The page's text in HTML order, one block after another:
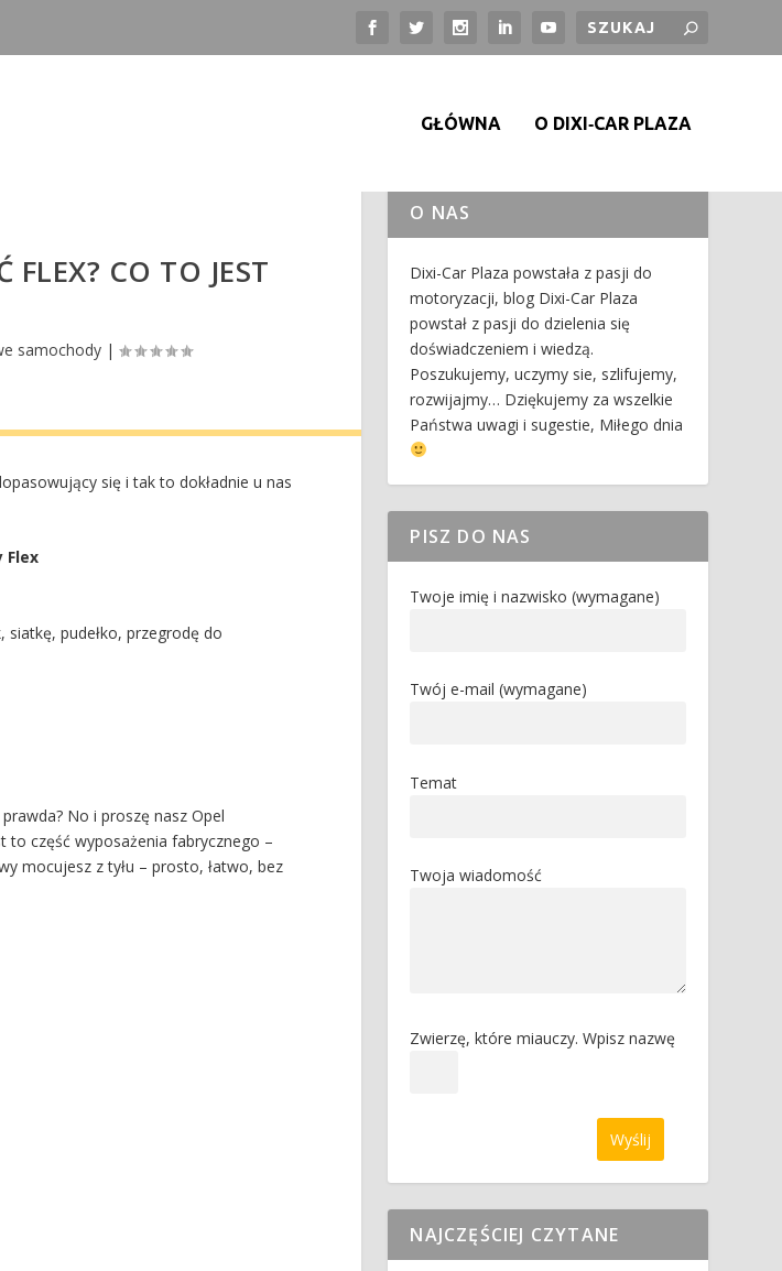
GŁÓWNA O DIXI‑CAR PLAZA
CO TO JEST
samochody |
się i tak to dokładnie u nas
Flex
siatkę, pudełko, przegrodę do
No i proszę nasz Opel
część wyposażenia fabrycznego –
mocujesz z tyłu – prosto, łatwo, bez
O NAS
Dixi-Car Plaza powstała z pasji do
motoryzacji, blog Dixi-Car Plaza
powstał z pasji do dzielenia się
doświadczeniem i wiedzą.
Poszukujemy, uczymy sie, szlifujemy,
rozwijajmy… Dziękujemy za wszelkie
Państwa uwagi i sugestie, Miłego dnia
PISZ DO NAS
Twoje imię i nazwisko (wymagane)
Twój e-mail (wymagane)
Temat
Twoja wiadomość
Zwierzę, które miauczy. Wpisz nazwę
NAJCZĘŚCIEJ CZYTANE